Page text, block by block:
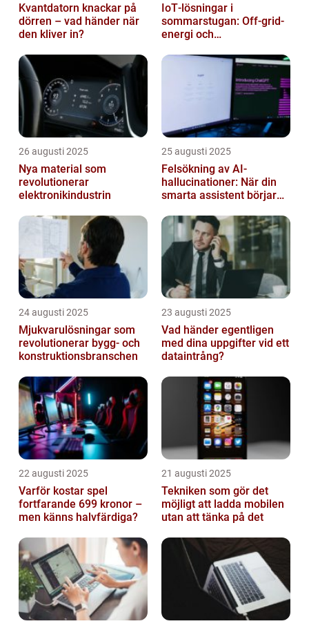
Kvantdatorn knackar på
dörren – vad händer när
den kliver in?
IoT‑lösningar i
sommarstugan: Off‑grid-
energi och
26 augusti 2025
Nya material som
revolutionerar
elektronikindustrin
25 augusti 2025
Felsökning av AI-
hallucinationer: När din
smarta assistent börjar
24 augusti 2025
Mjukvarulösningar som
revolutionerar bygg- och
konstruktionsbranschen
23 augusti 2025
Vad händer egentligen
med dina uppgifter vid ett
dataintrång?
22 augusti 2025
Varför kostar spel
fortfarande 699 kronor –
men känns halvfärdiga?
21 augusti 2025
Tekniken som gör det
möjligt att ladda mobilen
utan att tänka på det